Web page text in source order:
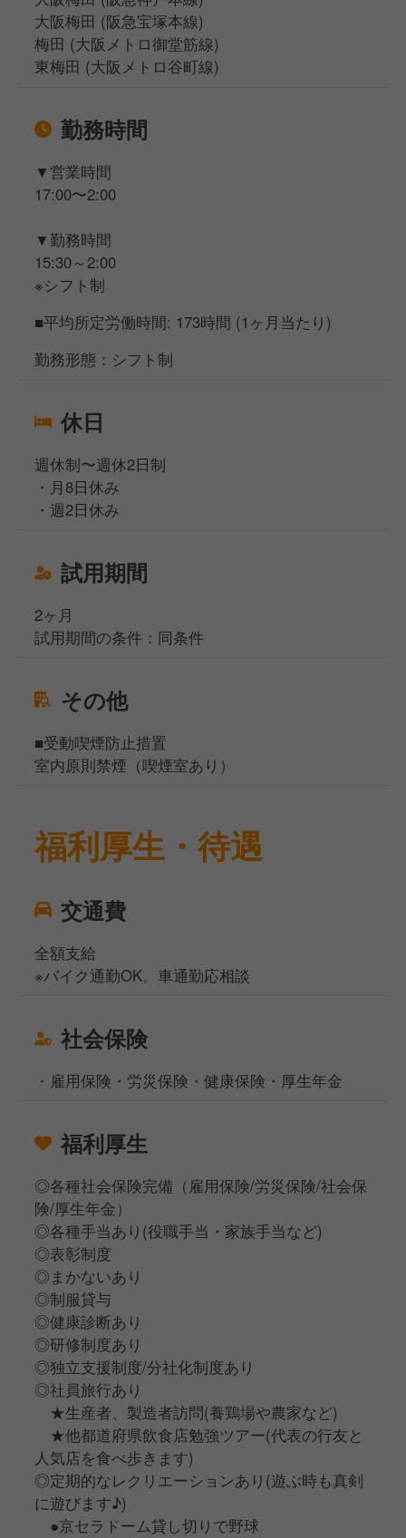
大阪梅田 (阪急宝塚本線)
梅田 (大阪メトロ御堂筋線)
東梅田 (大阪メトロ谷町線)
勤務時間
▼営業時間
17:00〜2:00
▼勤務時間
15:30～2:00
※シフト制
■平均所定労働時間: 173時間 (1ヶ月当たり)
勤務形態：シフト制
休日
週休制〜週休2日制
・月8日休み
・週2日休み
試用期間
2ヶ月
試用期間の条件：同条件
その他
■受動喫煙防止措置
室内原則禁煙（喫煙室あり）
福利厚生・待遇
交通費
全額支給
※バイク通勤OK。車通勤応相談
社会保険
・雇用保険・労災保険・健康保険・厚生年金
福利厚生
◎各種社会保険完備（雇用保険/労災保険/社会保
険/厚生年金）
◎各種手当あり(役職手当・家族手当など)
◎表彰制度
◎まかないあり
◎制服貸与
◎健康診断あり
◎研修制度あり
◎独立支援制度/分社化制度あり
◎社員旅行あり
★生産者、製造者訪問(養鶏場や農家など)
★他都道府県飲食店勉強ツアー(代表の行友と
人気店を食べ歩きます)
◎定期的なレクリエーションあり(遊ぶ時も真剣
に遊びます♪)
●京セラドーム貸し切りで野球